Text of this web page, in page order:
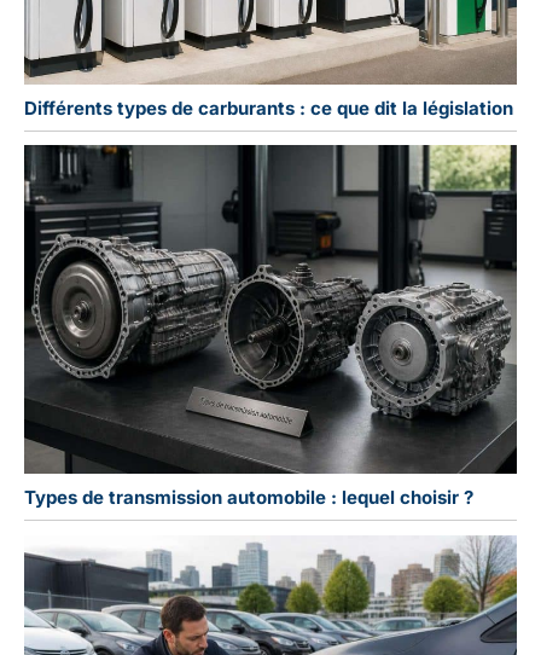
Différents types de carburants : ce que dit la législation
Types de transmission automobile : lequel choisir ?